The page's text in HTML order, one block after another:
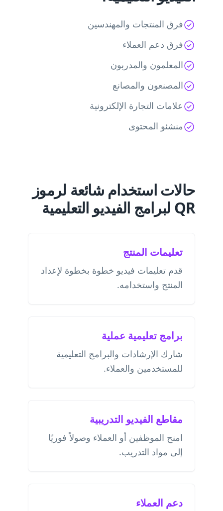
فرق المنتجات والمهندسين
فرق دعم العملاء
المعلمون والمدربون
المصنعون والمصانع
علامات التجارة الإلكترونية
منشئو المحتوى
حالات استخدام شائعة لرموز
QR لبرامج الفيديو التعليمية
تعليمات المنتج
قدم تعليمات فيديو خطوة بخطوة لإعداد
المنتج واستخدامه.
برامج تعليمية عملية
شارك الإرشادات والبرامج التعليمية
للمستخدمين والعملاء.
مقاطع الفيديو التدريبية
امنح الموظفين أو العملاء وصولاً فوريًا
إلى مواد التدريب.
دعم العملاء